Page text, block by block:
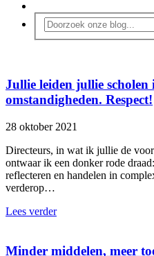
Jullie leiden jullie scholen
omstandigheden. Respect!
28 oktober 2021
Directeurs, in wat ik jullie de
ontwaar ik een donker rode
reflecteren en handelen in
verderop…
Lees verder
Minder middelen, meer